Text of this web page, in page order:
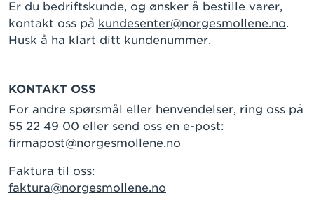
Er du bedriftskunde, og ønsker å bestille varer,
kontakt oss på kundesenter@norgesmollene.no.
Husk å ha klart ditt kundenummer.
KONTAKT OSS
For andre spørsmål eller henvendelser, ring oss på
55 22 49 00 eller send oss en e-post:
firmapost@norgesmollene.no
Faktura til oss:
faktura@norgesmollene.no